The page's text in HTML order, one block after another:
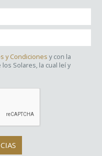
y Condiciones y con la
Solares, la cual leí y